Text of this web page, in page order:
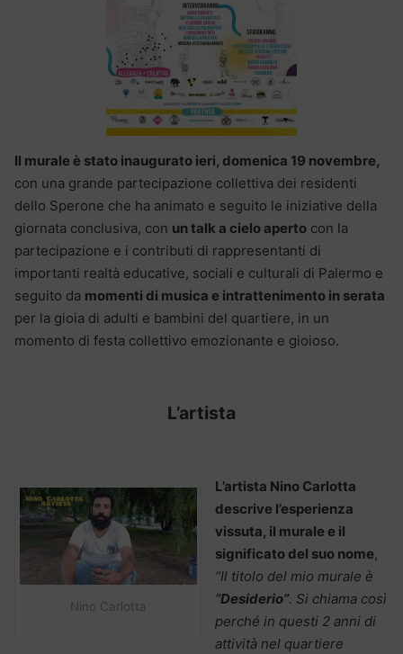
Il murale è stato inaugurato ieri, domenica 19 novembre,
con una grande partecipazione collettiva dei residenti
dello Sperone che ha animato e seguito le iniziative della
giornata conclusiva, con un talk a cielo aperto con la
partecipazione e i contributi di rappresentanti di
importanti realtà educative, sociali e culturali di Palermo e
seguito da momenti di musica e intrattenimento in serata
per la gioia di adulti e bambini del quartiere, in un
momento di festa collettivo emozionante e gioioso.
L’artista
Nino Carlotta
L’artista Nino Carlotta
descrive l’esperienza
vissuta, il murale e il
significato del suo nome,
“Il titolo del mio murale è
“Desiderio”. Si chiama così
perché in questi 2 anni di
attività nel quartiere